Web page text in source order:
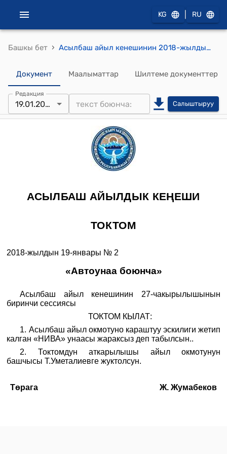
KG RU
Башкы бет › Асылбаш айыл кенешинин 2018-жылдын 19-январындагы № 2 «Автоунаа боюнча» токтому
Документ Маалыматтар Шилтеме документтер
Редакция
19.01.2018 Салыштыруу